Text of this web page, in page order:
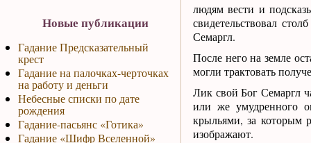
Новые публикации
Гадание Предсказательный
крест
Гадание на палочках-черточках
на работу и деньги
Небесные списки по дате
рождения
Гадание-пасьянс «Готика»
Гадание «Шифр Вселенной»
людям вести и
свидетельствовал
Семаргл.
После него на земле
могли трактовать
Лик свой Бог Семаргл
или же умудренного
крыльями, за которым
изображают.